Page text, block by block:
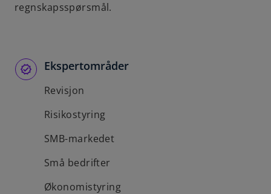
regnskapsspørsmål.
Ekspertområder
Revisjon
Risikostyring
SMB-markedet
Små bedrifter
Økonomistyring